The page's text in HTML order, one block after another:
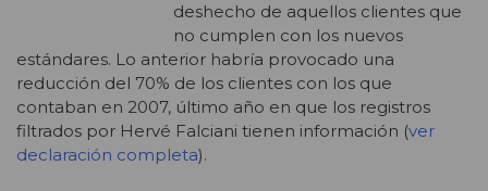
deshecho de aquellos clientes que
no cumplen con los nuevos
estándares. Lo anterior habría provocado una
reducción del 70% de los clientes con los que
contaban en 2007, último año en que los registros
filtrados por Hervé Falciani tienen información (ver
declaración completa).